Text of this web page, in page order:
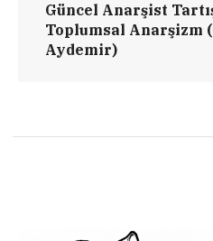
Güncel Anarşist
Toplumsal Anarşizm
Aydemir)